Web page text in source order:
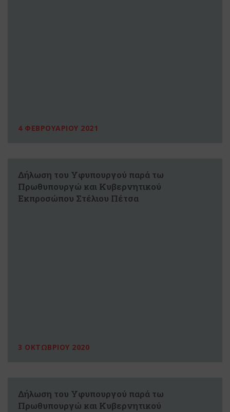
4 ΦΕΒΡΟΥΑΡΙΟΥ 2021
Δήλωση του Υφυπουργού παρά τω
Πρωθυπουργώ και Κυβερνητικού
Εκπροσώπου Στέλιου Πέτσα
3 ΟΚΤΩΒΡΙΟΥ 2020
Δήλωση του Υφυπουργού παρά τω
Πρωθυπουργώ και Κυβερνητικού